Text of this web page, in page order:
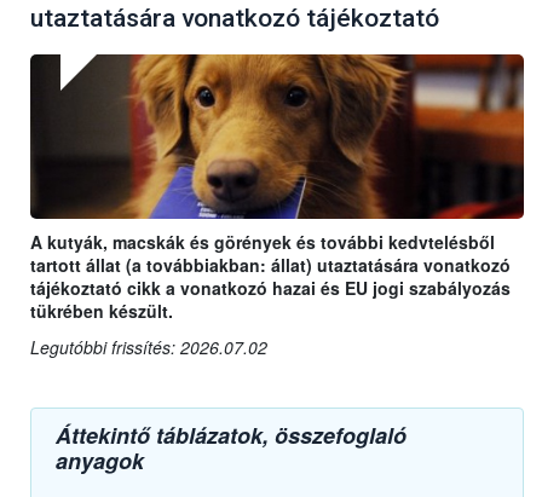
utaztatására vonatkozó tájékoztató
A kutyák, macskák és görények és további kedvtelésből
tartott állat (a továbbiakban: állat) utaztatására vonatkozó
tájékoztató cikk a vonatkozó hazai és EU jogi szabályozás
tükrében készült.
Legutóbbi frissítés: 2026.07.02
Áttekintő táblázatok, összefoglaló
anyagok